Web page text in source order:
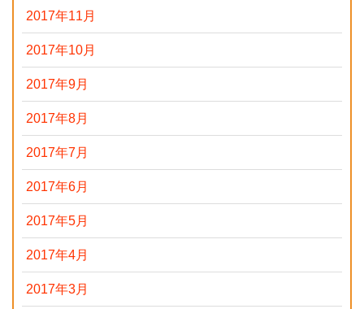
2017年11月
2017年10月
2017年9月
2017年8月
2017年7月
2017年6月
2017年5月
2017年4月
2017年3月